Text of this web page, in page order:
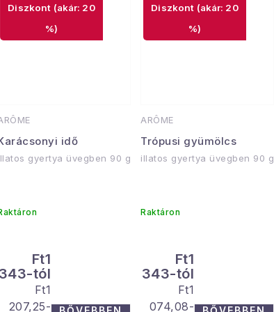
idő
(akár: 20
%)
gyertya üvegben 90 g
Ft1
343-tól
Egységár:
Ft1
207,25-
ARÔME
Trópusi gyümölcs
(akár: 20
%)
illatos gyertya üvegben 90 g
Raktáron
Ft1
343-tól
Egységár:
Ft1
074,08-